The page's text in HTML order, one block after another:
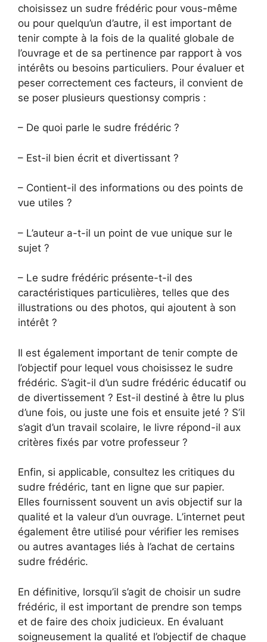
choisissez un sudre frédéric pour vous-même
ou pour quelqu’un d’autre, il est important de
tenir compte à la fois de la qualité globale de
l’ouvrage et de sa pertinence par rapport à vos
intérêts ou besoins particuliers. Pour évaluer et
peser correctement ces facteurs, il convient de
se poser plusieurs questionsy compris :
– De quoi parle le sudre frédéric ?
– Est-il bien écrit et divertissant ?
– Contient-il des informations ou des points de
vue utiles ?
– L’auteur a-t-il un point de vue unique sur le
sujet ?
– Le sudre frédéric présente-t-il des
caractéristiques particulières, telles que des
illustrations ou des photos, qui ajoutent à son
intérêt ?
Il est également important de tenir compte de
l’objectif pour lequel vous choisissez le sudre
frédéric. S’agit-il d’un sudre frédéric éducatif ou
de divertissement ? Est-il destiné à être lu plus
d’une fois, ou juste une fois et ensuite jeté ? S’il
s’agit d’un travail scolaire, le livre répond-il aux
critères fixés par votre professeur ?
Enfin, si applicable, consultez les critiques du
sudre frédéric, tant en ligne que sur papier.
Elles fournissent souvent un avis objectif sur la
qualité et la valeur d’un ouvrage. L’internet peut
également être utilisé pour vérifier les remises
ou autres avantages liés à l’achat de certains
sudre frédéric.
En définitive, lorsqu’il s’agit de choisir un sudre
frédéric, il est important de prendre son temps
et de faire des choix judicieux. En évaluant
soigneusement la qualité et l’objectif de chaque